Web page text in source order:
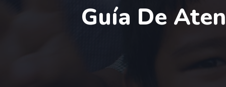
Guía De